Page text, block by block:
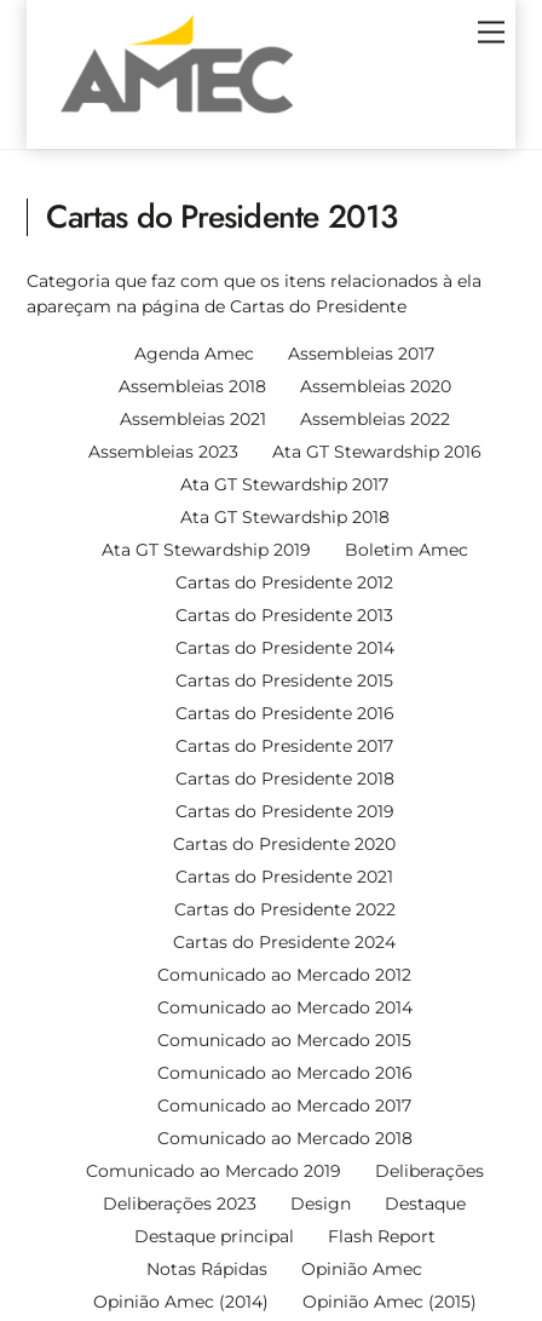
Cartas do Presidente 2013
Categoria que faz com que os itens relacionados à ela
apareçam na página de Cartas do Presidente
Agenda Amec
Assembleias 2017
Assembleias 2018
Assembleias 2020
Assembleias 2021
Assembleias 2022
Assembleias 2023
Ata GT Stewardship 2016
Ata GT Stewardship 2017
Ata GT Stewardship 2018
Ata GT Stewardship 2019
Boletim Amec
Cartas do Presidente 2012
Cartas do Presidente 2013
Cartas do Presidente 2014
Cartas do Presidente 2015
Cartas do Presidente 2016
Cartas do Presidente 2017
Cartas do Presidente 2018
Cartas do Presidente 2019
Cartas do Presidente 2020
Cartas do Presidente 2021
Cartas do Presidente 2022
Cartas do Presidente 2024
Comunicado ao Mercado 2012
Comunicado ao Mercado 2014
Comunicado ao Mercado 2015
Comunicado ao Mercado 2016
Comunicado ao Mercado 2017
Comunicado ao Mercado 2018
Comunicado ao Mercado 2019
Deliberações
Deliberações 2023
Design
Destaque
Destaque principal
Flash Report
Notas Rápidas
Opinião Amec
Opinião Amec (2014)
Opinião Amec (2015)